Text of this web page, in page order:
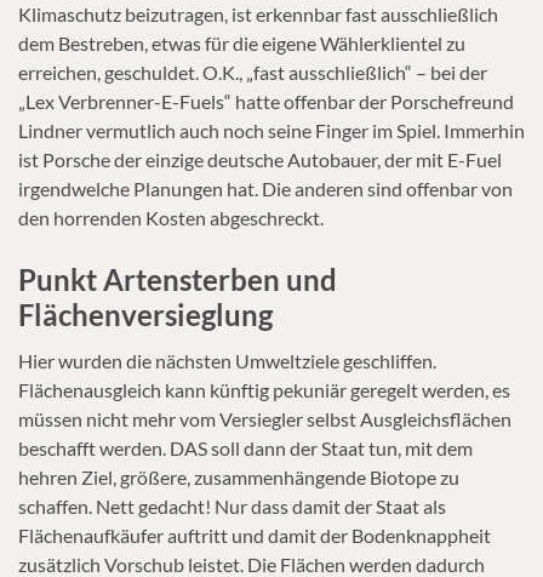
Klimaschutz beizutragen, ist erkennbar fast ausschließlich
dem Bestreben, etwas für die eigene Wählerklientel zu
erreichen, geschuldet. O.K., „fast ausschließlich“ – bei der
„Lex Verbrenner-E-Fuels“ hatte offenbar der Porschefreund
Lindner vermutlich auch noch seine Finger im Spiel. Immerhin
ist Porsche der einzige deutsche Autobauer, der mit E-Fuel
irgendwelche Planungen hat. Die anderen sind offenbar von
den horrenden Kosten abgeschreckt.
Punkt Artensterben und
Flächenversieglung
Hier wurden die nächsten Umweltziele geschliffen.
Flächenausgleich kann künftig pekuniär geregelt werden, es
müssen nicht mehr vom Versiegler selbst Ausgleichsflächen
beschafft werden. DAS soll dann der Staat tun, mit dem
hehren Ziel, größere, zusammenhängende Biotope zu
schaffen. Nett gedacht! Nur dass damit der Staat als
Flächenaufkäufer auftritt und damit der Bodenknappheit
zusätzlich Vorschub leistet. Die Flächen werden dadurch